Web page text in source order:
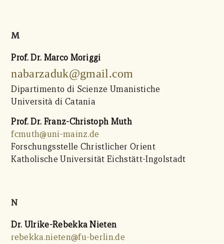
M
Prof. Dr. Marco Moriggi
nabarzaduk@gmail.com
Dipartimento di Scienze Umanistiche
Università di Catania
Prof. Dr. Franz-Christoph Muth
fcmuth@uni-mainz.de
Forschungsstelle Christlicher Orient
Katholische Universität Eichstätt-Ingolstadt
N
Dr. Ulrike-Rebekka Nieten
rebekka.nieten@fu-berlin.de